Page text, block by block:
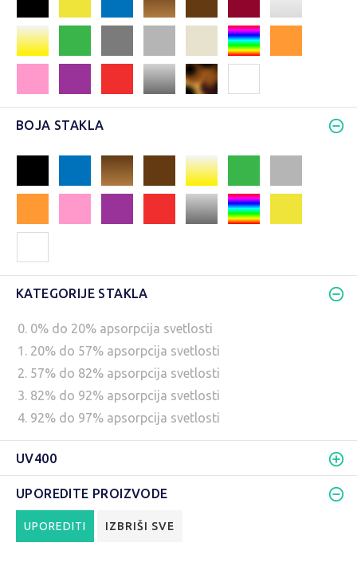
BOJA STAKLA
KATEGORIJE STAKLA
0. 0% do 20% apsorpcija svetlosti
1. 20% do 57% apsorpcija svetlosti
2. 57% do 82% apsorpcija svetlosti
3. 82% do 92% apsorpcija svetlosti
4. 92% do 97% apsorpcija svetlosti
UV400
UPOREDITE PROIZVODE
UPOREDITI IZBRIŠI SVE